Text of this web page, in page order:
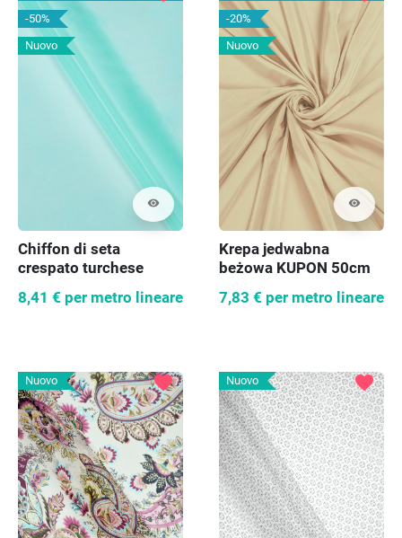
-50%
Nuovo
visibility
Chiffon di seta
crespato turchese
8,41 € per metro lineare
-20%
Nuovo
visibility
Krepa jedwabna
beżowa KUPON 50cm
7,83 € per metro lineare
Nuovo favorite Nuovo favorite